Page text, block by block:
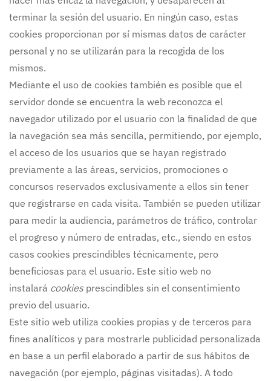
terminar la sesión del usuario. En ningún caso, estas
cookies proporcionan por sí mismas datos de carácter
personal y no se utilizarán para la recogida de los
mismos.
Mediante el uso de cookies también es posible que el
servidor donde se encuentra la web reconozca el
navegador utilizado por el usuario con la finalidad de que
la navegación sea más sencilla, permitiendo, por ejemplo,
el acceso de los usuarios que se hayan registrado
previamente a las áreas, servicios, promociones o
concursos reservados exclusivamente a ellos sin tener
que registrarse en cada visita. También se pueden utilizar
para medir la audiencia, parámetros de tráfico, controlar
el progreso y número de entradas, etc., siendo en estos
casos cookies prescindibles técnicamente, pero
beneficiosas para el usuario. Este sitio web no
instalará cookiesprescindibles sin el consentimiento
previo del usuario.
Este sitio web utiliza cookies propias y de terceros para
fines analíticos y para mostrarle publicidad personalizada
en base a un perfil elaborado a partir de sus hábitos de
navegación (por ejemplo, páginas visitadas). A todo